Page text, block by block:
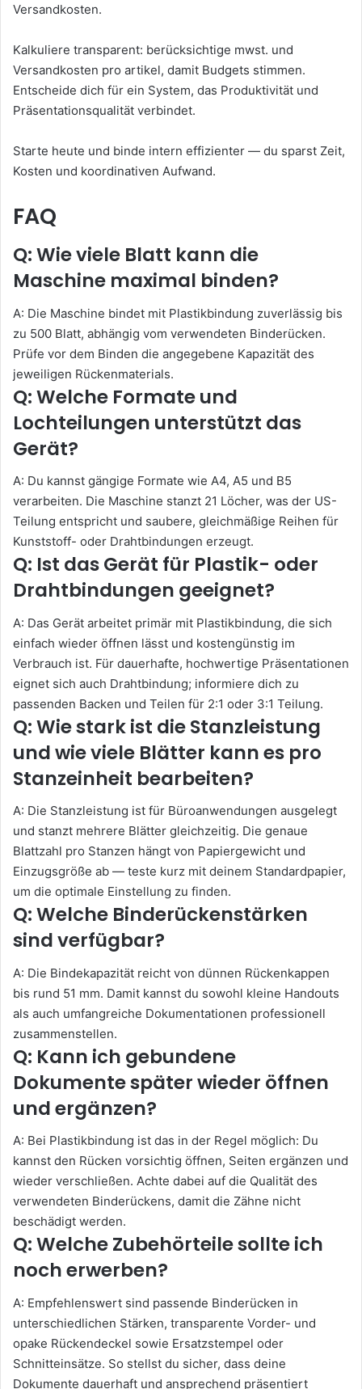
Versandkosten.
Kalkuliere transparent: berücksichtige mwst. und
Versandkosten pro artikel, damit Budgets stimmen.
Entscheide dich für ein System, das Produktivität und
Präsentationsqualität verbindet.
Starte heute und binde intern effizienter — du sparst Zeit,
Kosten und koordinativen Aufwand.
FAQ
Q: Wie viele Blatt kann die
Maschine maximal binden?
A: Die Maschine bindet mit Plastikbindung zuverlässig bis
zu 500 Blatt, abhängig vom verwendeten Binderücken.
Prüfe vor dem Binden die angegebene Kapazität des
jeweiligen Rückenmaterials.
Q: Welche Formate und
Lochteilungen unterstützt das
Gerät?
A: Du kannst gängige Formate wie A4, A5 und B5
verarbeiten. Die Maschine stanzt 21 Löcher, was der US-
Teilung entspricht und saubere, gleichmäßige Reihen für
Kunststoff- oder Drahtbindungen erzeugt.
Q: Ist das Gerät für Plastik- oder
Drahtbindungen geeignet?
A: Das Gerät arbeitet primär mit Plastikbindung, die sich
einfach wieder öffnen lässt und kostengünstig im
Verbrauch ist. Für dauerhafte, hochwertige Präsentationen
eignet sich auch Drahtbindung; informiere dich zu
passenden Backen und Teilen für 2:1 oder 3:1 Teilung.
Q: Wie stark ist die Stanzleistung
und wie viele Blätter kann es pro
Stanzeinheit bearbeiten?
A: Die Stanzleistung ist für Büroanwendungen ausgelegt
und stanzt mehrere Blätter gleichzeitig. Die genaue
Blattzahl pro Stanzen hängt von Papiergewicht und
Einzugsgröße ab — teste kurz mit deinem Standardpapier,
um die optimale Einstellung zu finden.
Q: Welche Binderückenstärken
sind verfügbar?
A: Die Bindekapazität reicht von dünnen Rückenkappen
bis rund 51 mm. Damit kannst du sowohl kleine Handouts
als auch umfangreiche Dokumentationen professionell
zusammenstellen.
Q: Kann ich gebundene
Dokumente später wieder öffnen
und ergänzen?
A: Bei Plastikbindung ist das in der Regel möglich: Du
kannst den Rücken vorsichtig öffnen, Seiten ergänzen und
wieder verschließen. Achte dabei auf die Qualität des
verwendeten Binderückens, damit die Zähne nicht
beschädigt werden.
Q: Welche Zubehörteile sollte ich
noch erwerben?
A: Empfehlenswert sind passende Binderücken in
unterschiedlichen Stärken, transparente Vorder- und
opake Rückendeckel sowie Ersatzstempel oder
Schnitteinsätze. So stellst du sicher, dass deine
Dokumente dauerhaft und ansprechend präsentiert